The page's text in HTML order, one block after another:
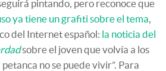
pintando, pero reconoce que
ya tiene un grafiti sobre el tema,
del Internet español: la noticia del
sobre el joven que volvía a los
no se puede vivir”. Para